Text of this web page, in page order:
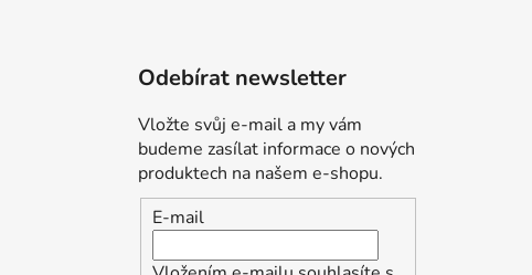
Odebírat newsletter
Vložte svůj e-mail a my vám
budeme zasílat informace o nových
produktech na našem e-shopu.
E-mail